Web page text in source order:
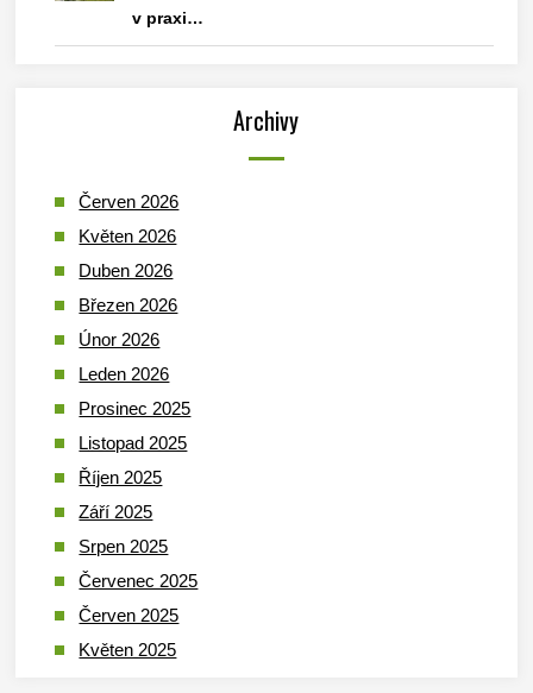
v praxi…
Archivy
Červen 2026
Květen 2026
Duben 2026
Březen 2026
Únor 2026
Leden 2026
Prosinec 2025
Listopad 2025
Říjen 2025
Září 2025
Srpen 2025
Červenec 2025
Červen 2025
Květen 2025